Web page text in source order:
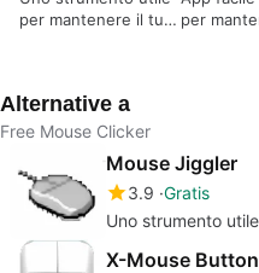
per mantenere il tuo per
Alternative a
Free Mouse Clicker
Mouse Jiggler
3.9 Gratis
Uno strumento
X-Mouse